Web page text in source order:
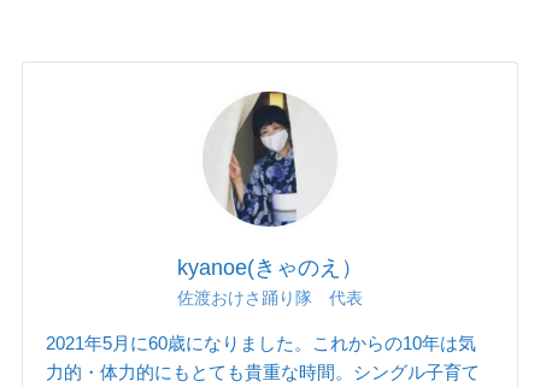
kyanoe(きゃのえ）
佐渡おけさ踊り隊 代表
2021年5月に60歳になりました。これからの10年は気
力的・体力的にもとても貴重な時間。シングル子育て